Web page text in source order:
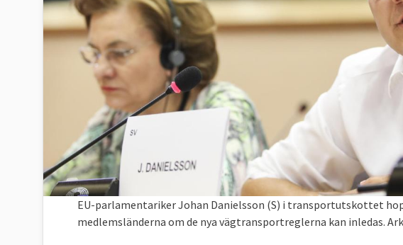
EU-parlamentariker Johan Danielsson (S) i transportutskottet
medlemsländerna om de nya vägtransportreglerna kan inledas.